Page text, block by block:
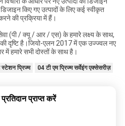
डिजाइन किए गए उत्पादों के लिए कई स्वीकृत
की प्रक्रिया में हैं।
(पी / क्यू / आर / एस) के हमारे लक्ष्य के साथ,
दृष्टि है।जियो-एलन 2017 में एक उज्ज्वल नए
में हमारे सभी दोस्तों के साथ है।
प्रिज्म 04 टी एम प्रिज्म सर्वेइंग एक्सेसरीज़
प्राप्त करें